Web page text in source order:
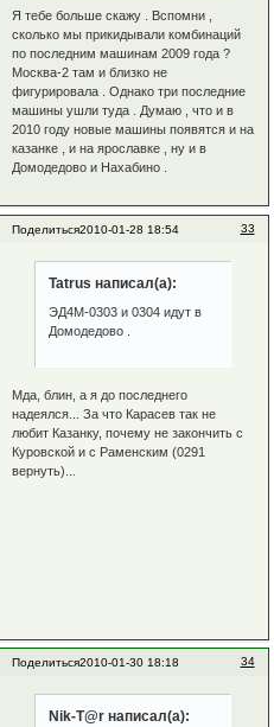
Я тебе больше скажу . Вспомни ,
сколько мы прикидывали комбинаций
по последним машинам 2009 года ?
Москва-2 там и близко не
фигурировала . Однако три последние
машины ушли туда . Думаю , что и в
2010 году новые машины появятся и на
казанке , и на ярославке , ну и в
Домодедово и Нахабино .
Поделиться 33
2010-01-28 18:54
Tatrus написал(а):
ЭД4М-0303 и 0304 идут в
Домодедово .
Мда, блин, а я до последнего
надеялся... За что Карасев так не
любит Казанку, почему не закончить с
Куровской и с Раменским (0291
вернуть)...
Поделиться 34
2010-01-30 18:18
Nik-T@r написал(а):